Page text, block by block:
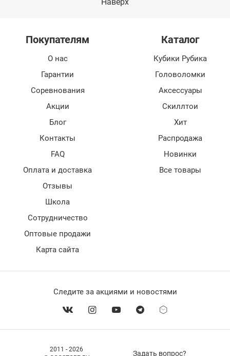
2011 - 2026
Задать вопрос?
Покупателям
О нас
Гарантии
Соревнования
Акции
Блог
Контакты
FAQ
Оплата и доставка
Отзывы
Школа
Сотрудничество
Оптовые продажи
Карта сайта
Каталог
Кубики Рубика
Головоломки
Аксессуары
Скиллтои
Хит
Распродажа
Новинки
Все товары
Следите за акциями и новостями